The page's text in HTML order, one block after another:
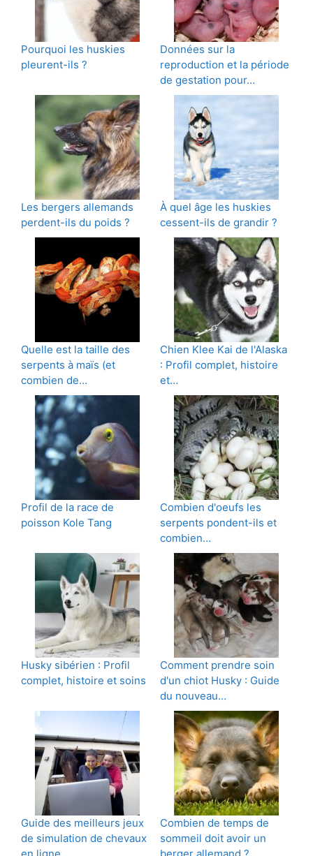
Pourquoi les huskies
pleurent-ils ?
Données sur la
reproduction et la période
de gestation pour…
Les bergers allemands
perdent-ils du poids ?
À quel âge les huskies
cessent-ils de grandir ?
Quelle est la taille des
serpents à maïs (et
combien de…
Chien Klee Kai de l'Alaska
: Profil complet, histoire
et…
Profil de la race de
poisson Kole Tang
Combien d'oeufs les
serpents pondent-ils et
combien…
Husky sibérien : Profil
complet, histoire et soins
Comment prendre soin
d'un chiot Husky : Guide
du nouveau…
Guide des meilleurs jeux
de simulation de chevaux
Combien de temps de
sommeil doit avoir un